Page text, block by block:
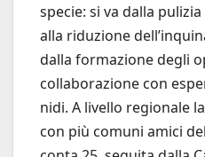
specie: si va dalla
alla riduzione
dalla formazione degli
collaborazione con
nidi. A livello regionale
con più comuni amici